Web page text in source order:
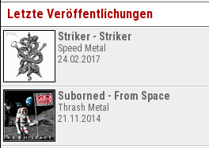
Letzte Veröffentlichungen
Striker - Striker
Speed Metal
24.02.2017
Suborned - From Space
Thrash Metal
21.11.2014